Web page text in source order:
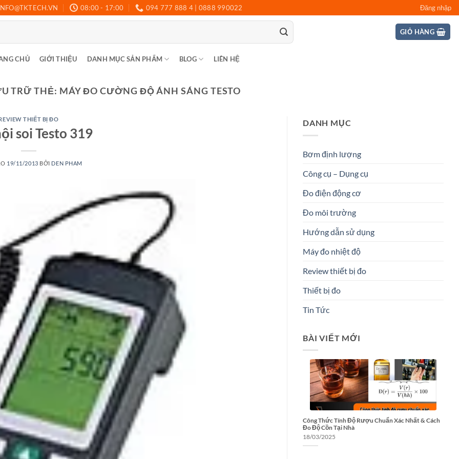
08:00 - 17:00 094 777 888 4 | 0888 990022 Đăng nhập
GIỎ HÀNG
CHỦ GIỚI THIỆU DANH MỤC SẢN PHẨM BLOG LIÊN HỆ
TRỮ THẺ: MÁY ĐO CƯỜNG ĐỘ ÁNH SÁNG TESTO
THIẾT BỊ ĐO
soi Testo 319
19/11/2013 BỞI DEN PHAM
DANH MỤC
Bơm định lượng
Công cụ – Dụng cụ
Đo điện động cơ
Đo môi trường
Hướng dẫn sử dụng
Máy đo nhiệt độ
Review thiết bị đo
Thiết bị đo
Tin Tức
BÀI VIẾT MỚI
Công Thức Tính Độ Rượu Chuẩn Xác Nhất & Cách
Đo Độ Cồn Tại Nhà
18/03/2025